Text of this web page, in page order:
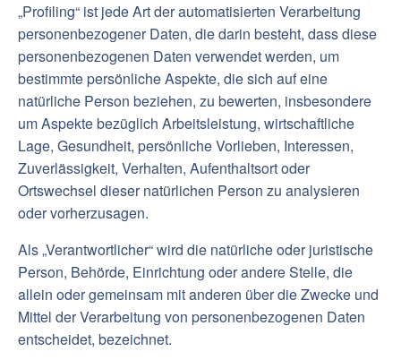
„Profiling“ ist jede Art der automatisierten Verarbeitung
personenbezogener Daten, die darin besteht, dass diese
personenbezogenen Daten verwendet werden, um
bestimmte persönliche Aspekte, die sich auf eine
natürliche Person beziehen, zu bewerten, insbesondere
um Aspekte bezüglich Arbeitsleistung, wirtschaftliche
Lage, Gesundheit, persönliche Vorlieben, Interessen,
Zuverlässigkeit, Verhalten, Aufenthaltsort oder
Ortswechsel dieser natürlichen Person zu analysieren
oder vorherzusagen.
Als „Verantwortlicher“ wird die natürliche oder juristische
Person, Behörde, Einrichtung oder andere Stelle, die
allein oder gemeinsam mit anderen über die Zwecke und
Mittel der Verarbeitung von personenbezogenen Daten
entscheidet, bezeichnet.